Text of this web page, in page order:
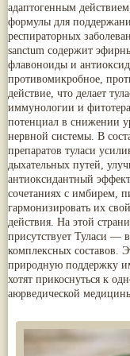
адаптогенным
формулы для
респираторных
sanctum содержит
флавоноиды и
противомикробное,
действие, что делает
иммунологии и
потенциал в снижении
нервной системы. В
препаратов туласи
дыхательных путей,
антиоксидантный
сочетаниях с имбирем,
гармонизировать их
действия. На этой
присутствует Туласи —
комплексных составов.
природную поддержку
хотят прикоснуться к
аюрведической
Nirdosh(3)
Агастья расаяна(3)
Ашта чурна (3)
Аштаваргам(3)
Брами вати с золотом
Брахма расаяна(3)
Брихатьяди(3)
Видарьяди(3)
Гуггул(3)
Дханвантарам 101(3)
Дханвантарам тайлам
Кайлаш дживан(3)
Кальянака гритам(3)
Кримикутхар рас(3)
Кунжутное масло(3)
Кутаджа (3)
Кширабала(3)
Лив 52(3)
more...
Арджуна(19)
Касмарья (19)
Кориандр(19)
Туласи(18)
Барбарис индийский
Зира(17)
Крапива индийская(17)
Патола(17)
Холарена - Кутаджа
Шионака(17)
Аджван/Ажгон (16)
Акация катеху(16)
Кальций(16)
Укроп пахучий(16)
Дашамула(15)
Лодхра(14)
Моринга (14)
Перец кубеба(14)
Сахарный тростник(14)
Бхунимба/Андрографис
Гвоздика(13)
Мезуя железная(13)